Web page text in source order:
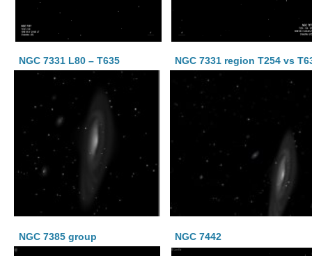
NGC 7331 L80 – T635 NGC 7331 region T254 vs
NGC 7385 group NGC 7442